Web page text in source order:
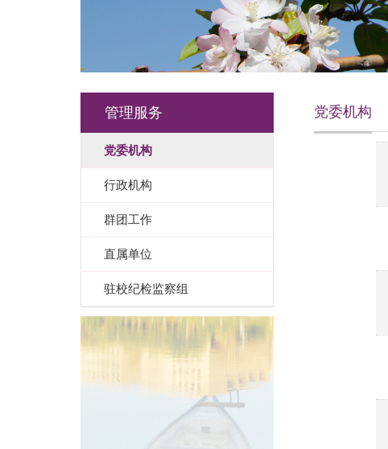
管理服务
党委机构
行政机构
群团工作
直属单位
驻校纪检监察组
党委机构